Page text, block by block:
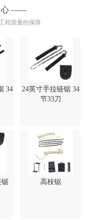
心 ——
程质量的保障
34
24英寸手拉链锯 34
节33刀
锯 高枝锯